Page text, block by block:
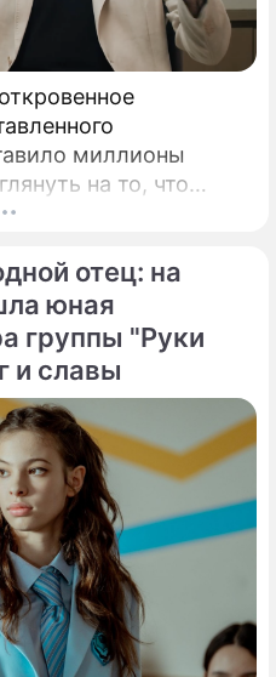
миллионы
на то, что
главного
мощнейшего
Александр Жаров
и крайне острый
отец: на
юная
группы "Руки
и славы